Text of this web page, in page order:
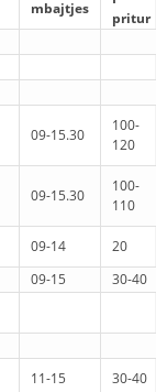
mbajtjes
pritur
09-15.30
100-
120
09-15.30
100-
110
09-14
20
09-15
30-40
11-15 30-40